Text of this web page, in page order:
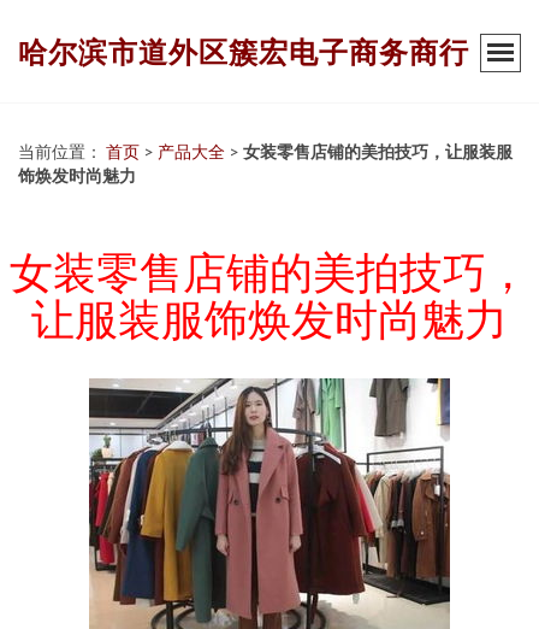
哈尔滨市道外区簇宏电子商务商行
当前位置： 首页 > 产品大全 > 女装零售店铺的美拍技巧，让服装服
饰焕发时尚魅力
女装零售店铺的美拍技巧，
让服装服饰焕发时尚魅力